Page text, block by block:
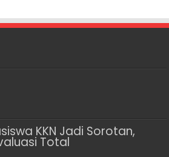
KKN Jadi Sorotan,
Total